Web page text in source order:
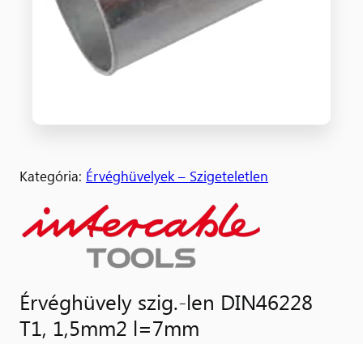
Kategória: Érvéghüvelyek – Szigeteletlen
Érvéghüvely szig.-len DIN46228
T1, 1,5mm2 l=7mm